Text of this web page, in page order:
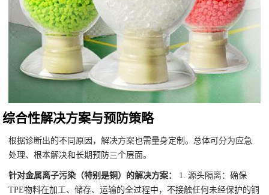
综合性解决方案与预防策略
根据诊断出的不同原因，解决方案也需量身定制。总体可分为应急
处理、根本解决和长期预防三个层面。
针对金属离子污染（特别是铜）的解决方案：
1. 源头隔离：确保
TPE物料在加工、储存、运输的全过程中，不接触任何未经保护的铜